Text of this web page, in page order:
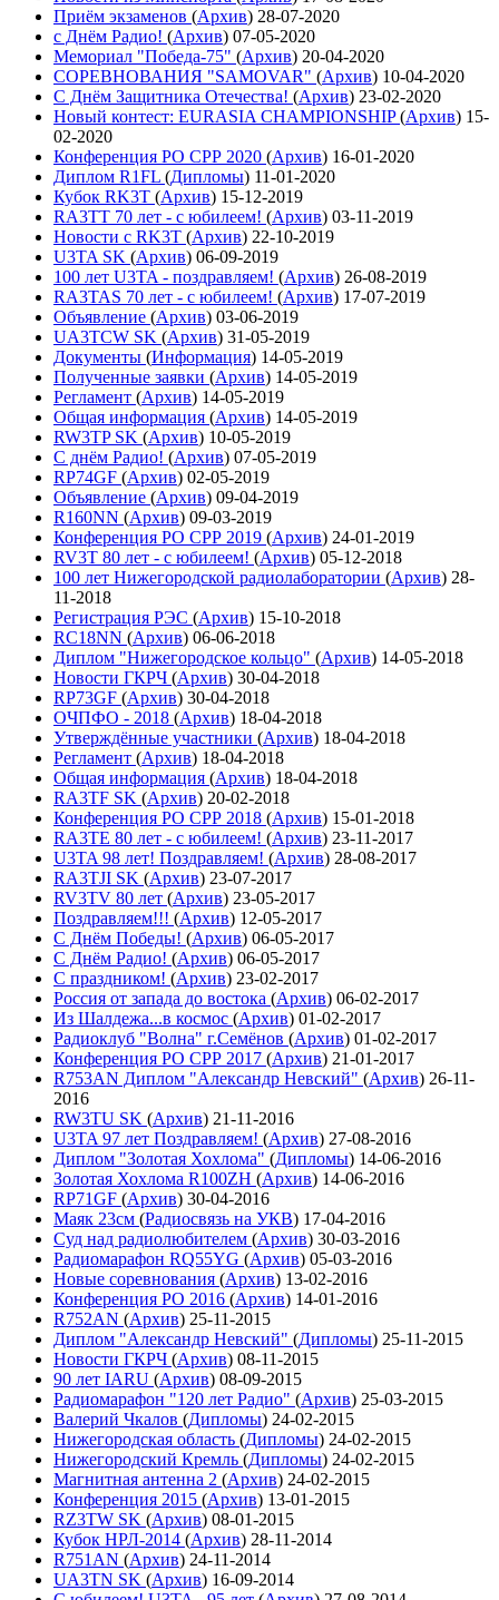
Приём экзаменов (Архив) 28-07-2020
с Днём Радио! (Архив) 07-05-2020
Мемориал "Победа-75" (Архив) 20-04-2020
СОРЕВНОВАНИЯ "SAMOVAR" (Архив) 10-04-2020
С Днём Защитника Отечества! (Архив) 23-02-2020
Новый контест: EURASIA CHAMPIONSHIP(Архив) 15-
02-2020
Конференция РО СРР 2020 (Архив) 16-01-2020
Диплом R1FL (Дипломы) 11-01-2020
Кубок RK3T (Архив) 15-12-2019
RA3TT 70 лет - с юбилеем! (Архив) 03-11-2019
Новости с RK3T (Архив) 22-10-2019
U3TA SK (Архив) 06-09-2019
100 лет U3TA - поздравляем! (Архив) 26-08-2019
RA3TAS 70 лет - с юбилеем! (Архив) 17-07-2019
Объявление (Архив) 03-06-2019
UA3TCW SK (Архив) 31-05-2019
Документы (Информация) 14-05-2019
Полученные заявки (Архив) 14-05-2019
Регламент (Архив) 14-05-2019
Общая информация (Архив) 14-05-2019
RW3TP SK (Архив) 10-05-2019
С днём Радио! (Архив) 07-05-2019
RP74GF (Архив) 02-05-2019
Объявление (Архив) 09-04-2019
R160NN (Архив) 09-03-2019
Конференция РО СРР 2019 (Архив) 24-01-2019
RV3T 80 лет - с юбилеем! (Архив) 05-12-2018
100 лет Нижегородской радиолаборатории (Архив) 28-
11-2018
Регистрация РЭС (Архив) 15-10-2018
RC18NN (Архив) 06-06-2018
Диплом "Нижегородское кольцо" (Архив) 14-05-2018
Новости ГКРЧ (Архив) 30-04-2018
RP73GF (Архив) 30-04-2018
ОЧПФО - 2018 (Архив) 18-04-2018
Утверждённые участники (Архив) 18-04-2018
Регламент (Архив) 18-04-2018
Общая информация (Архив) 18-04-2018
RA3TF SK (Архив) 20-02-2018
Конференция РО СРР 2018 (Архив) 15-01-2018
RA3TE 80 лет - с юбилеем! (Архив) 23-11-2017
U3TA 98 лет! Поздравляем! (Архив) 28-08-2017
RA3TJI SK (Архив) 23-07-2017
RV3TV 80 лет (Архив) 23-05-2017
Поздравляем!!! (Архив) 12-05-2017
С Днём Победы! (Архив) 06-05-2017
С Днём Радио! (Архив) 06-05-2017
С праздником! (Архив) 23-02-2017
Россия от запада до востока (Архив) 06-02-2017
Из Шалдежа...в космос (Архив) 01-02-2017
Радиоклуб "Волна" г.Семёнов (Архив) 01-02-2017
Конференция РО СРР 2017 (Архив) 21-01-2017
R753AN Диплом "Александр Невский" (Архив) 26-11-
2016
RW3TU SK (Архив) 21-11-2016
U3TA 97 лет Поздравляем! (Архив) 27-08-2016
Диплом "Золотая Хохлома" (Дипломы) 14-06-2016
Золотая Хохлома R100ZH (Архив) 14-06-2016
RP71GF (Архив) 30-04-2016
Маяк 23см (Радиосвязь на УКВ) 17-04-2016
Суд над радиолюбителем (Архив) 30-03-2016
Радиомарафон RQ55YG (Архив) 05-03-2016
Новые соревнования (Архив) 13-02-2016
Конференция РО 2016 (Архив) 14-01-2016
R752AN (Архив) 25-11-2015
Диплом "Александр Невский" (Дипломы) 25-11-2015
Новости ГКРЧ (Архив) 08-11-2015
90 лет IARU (Архив) 08-09-2015
Радиомарафон "120 лет Радио" (Архив) 25-03-2015
Валерий Чкалов (Дипломы) 24-02-2015
Нижегородская область (Дипломы) 24-02-2015
Нижегородский Кремль (Дипломы) 24-02-2015
Магнитная антенна 2 (Архив) 24-02-2015
Конференция 2015 (Архив) 13-01-2015
RZ3TW SK (Архив) 08-01-2015
Кубок НРЛ-2014 (Архив) 28-11-2014
R751AN (Архив) 24-11-2014
UA3TN SK (Архив) 16-09-2014